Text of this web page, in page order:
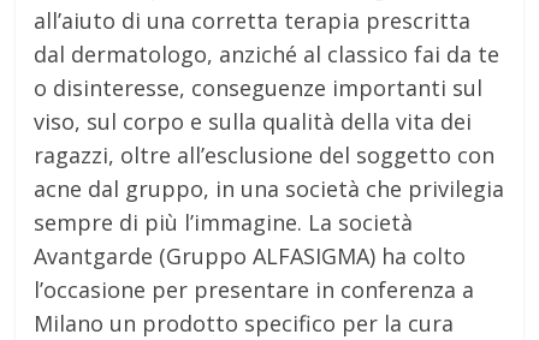
all’aiuto di una corretta terapia prescritta
dal dermatologo, anziché al classico fai da te
o disinteresse, conseguenze importanti sul
viso, sul corpo e sulla qualità della vita dei
ragazzi, oltre all’esclusione del soggetto con
acne dal gruppo, in una società che privilegia
sempre di più l’immagine. La società
Avantgarde (Gruppo ALFASIGMA) ha colto
l’occasione per presentare in conferenza a
Milano un prodotto specifico per la cura